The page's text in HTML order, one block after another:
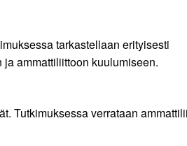
tarkastellaan erityisesti
ammattiliittoon kuulumiseen.
Tutkimuksessa verrataan